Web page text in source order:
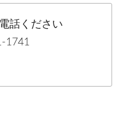
話ください
1741